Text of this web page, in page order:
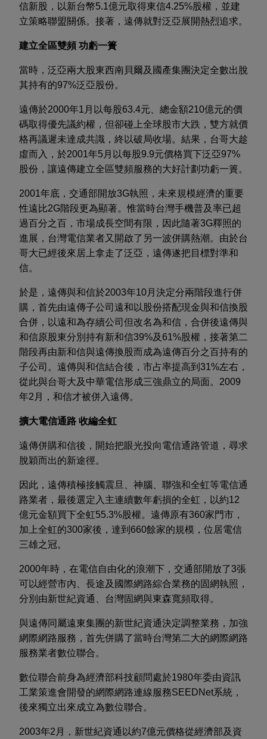
信新股，以新台幣5.1億元取得東信4.25%股權，並建
立策略聯盟關係。接著，遠傳就對泛亞展開熱烈追求。
建立全區雙頻 功虧一簣
當時，泛亞兩大股東西南貝爾及國產集團決定全數出脫
其持有的97%泛亞股份。
遠傳於2000年1月以每股63.4元、總金額210億元的價
碼取得優先議約權，但卻碰上全球股市大跌，雙方就價
格再議遲未達成共識，終以破局收場。結果，台哥大趁
虛而入，於2001年5月以每股9.9元價格買下泛亞97%
股份，讓遠傳建立全區雙頻服務的大好計劃功虧一簣。
2001年底，交通部開放3G執照，未來規模經濟的重要
性遠比2G階段更為顯著。惟當時台灣手機普及率已超
過百分之百，市場成長空間有限，因此隨著3G釋照的
進展，台灣電信業者又開啟了另一波併購熱潮。由於台
哥大已經後來居上拿走了泛亞，遠傳遂把目標對準和
信。
於是，遠傳與和信於2003年10月決定分兩階段進行併
購，首先由遠傳子公司遠和以股份搭配現金與和信換股
合併，以遠和為存續公司但改名為和信，合併後遠傳與
和信原股東分別持有新和信39%及61%股權，接著第二
階段再由新和信與遠傳換股而成為遠傳百分之百持有的
子公司。遠傳與和信結合後，市占率提高到31%左右，
從此與台哥大及中華電信形成三強鼎立的局面。2009
年2月，和信才被併入遠傳。
擴大電信通路 收編全虹
遠傳併購和信後，開始把眼光投向電信通路管道，尋求
脫穎而出的新途徑。
因此，遠傳積極接觸震旦、神腦、聯強和全虹等電信通
路業者，最後選定入主連續數年虧損的全虹，以約12
億元金額買下全虹55.3%股權。遠傳原有360家門市，
加上全虹的300家後，達到660餘家的規模，位居電信
三雄之冠。
2000年時，在電信自由化的浪潮下，交通部開放了3張
可以經營市內、長途及國際網路綜合業務的固網執照，
分別由新世紀資通、台灣固網與東森寬頻取得。
與遠傳同屬遠東集團的新世紀資通決定調整業務，加強
網際網路服務，首先併購了當時台灣第二大的網際網路
服務業者數位聯合。
數位聯合前身為經濟部科技顧問處於1980年委由資訊
工業策進會開發的網際網路連線服務SEEDNet系統，
後來獨立出來成立為數位聯合。
2003年2月，新世紀資通以約7億元價格從經濟部及資